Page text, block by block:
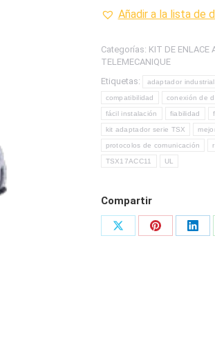
DE
SERIE
TSX
MARCA
TELEMECANIQUE
cantidad
Añadir a la lista de
Categorías: KIT DE ENLACE
TELEMECANIQUE
Etiquetas:
adaptador industrial
compatibilidad conexión de
fácil instalación fiabilidad
kit adaptador serie TSX
protocolos de comunicación
TSX17ACC11 UL
Compartir
Share
Share